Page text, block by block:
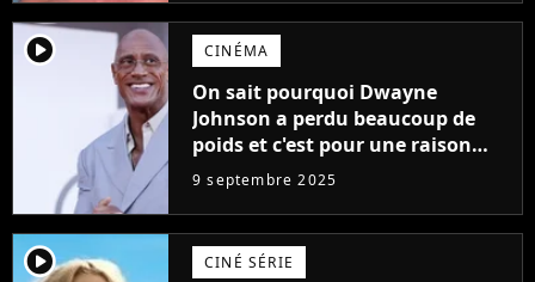
player2 CINÉMA
On sait pourquoi Dwayne
Johnson a perdu beaucoup de
poids et c'est pour une raison
importante
9 septembre 2025
player2 CINÉ SÉRIE